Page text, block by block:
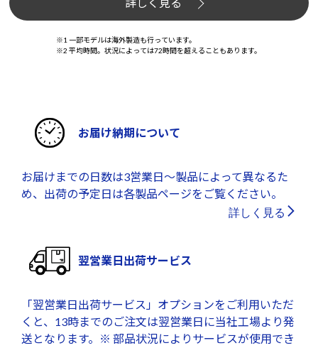
※1 一部モデルは海外製造も行っています。
※2 平均時間。状況によっては72時間を超えることもあります。
お届け納期について
お届けまでの日数は3営業日～製品によって異なるた
め、出荷の予定日は各製品ページをご覧ください。
詳しく見る
翌営業日出荷サービス
「翌営業日出荷サービス」オプションをご利用いただ
くと、13時までのご注文は翌営業日に当社工場より発
送となります。※ 部品状況によりサービスが使用でき